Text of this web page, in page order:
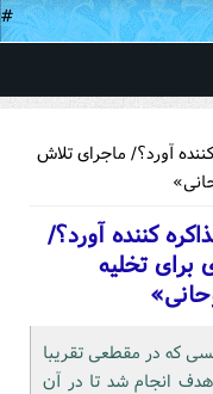
#
آورد؟/ ماجرای تلاش
کننده آورد؟/
برای تخلیه
که در مقطعی تقریبا
انجام شد تا در آن